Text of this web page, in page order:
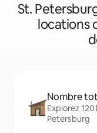
St.
locations
Nombre
Explorez
Petersburg